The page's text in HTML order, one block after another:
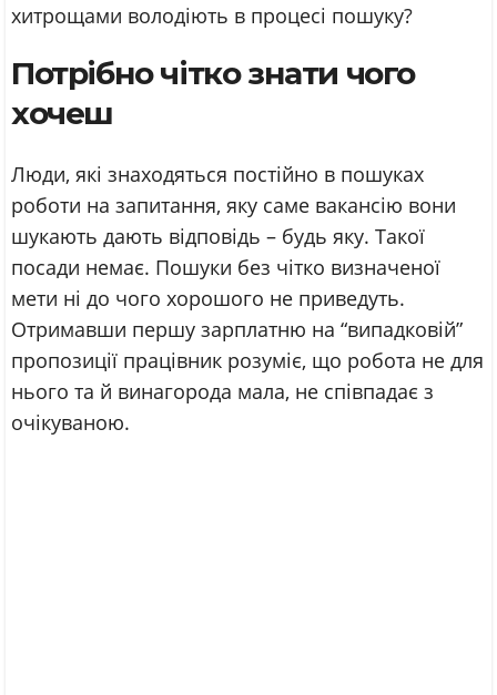
хитрощами володіють в процесі пошуку?
Потрібно чітко знати чого
хочеш
Люди, які знаходяться постійно в пошуках
роботи на запитання, яку саме вакансію вони
шукають дають відповідь – будь яку. Такої
посади немає. Пошуки без чітко визначеної
мети ні до чого хорошого не приведуть.
Отримавши першу зарплатню на “випадковій”
пропозиції працівник розуміє, що робота не для
нього та й винагорода мала, не співпадає з
очікуваною.